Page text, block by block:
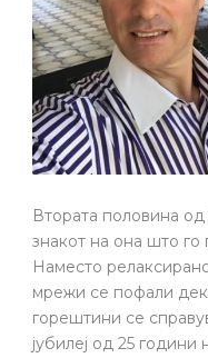
Втората половина
знакот на она што
Наместо
мрежи се пофали
горештини се
јубилеј од 25 години